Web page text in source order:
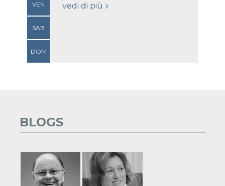
VEN
SAB
DOM
vedi di più
BLOGS